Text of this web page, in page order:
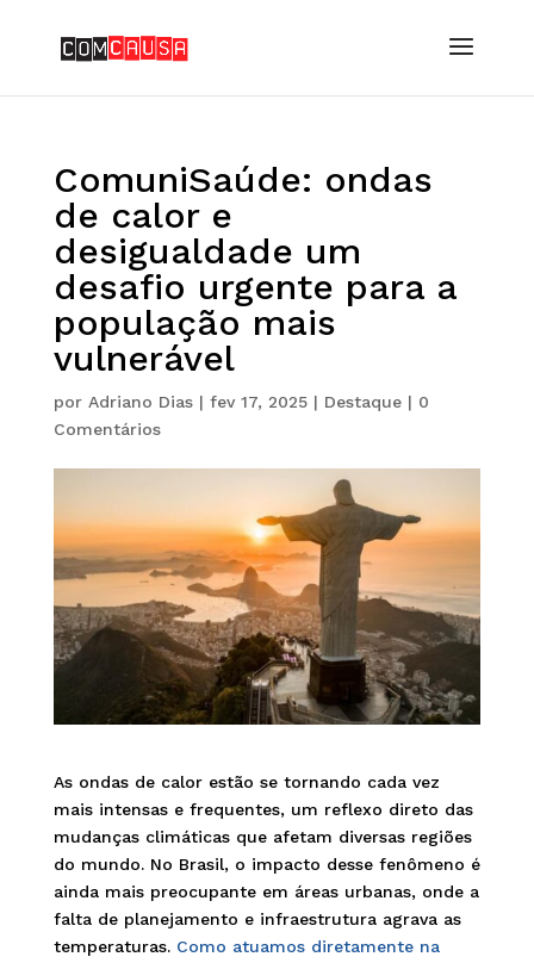
ComuniSaúde: ondas
de calor e
desigualdade um
desafio urgente para a
população mais
vulnerável
por Adriano Dias| fev 17, 2025| Destaque| 0
Comentários
As ondas de calor estão se tornando cada vez
mais intensas e frequentes, um reflexo direto das
mudanças climáticas que afetam diversas regiões
do mundo. No Brasil, o impacto desse fenômeno é
ainda mais preocupante em áreas urbanas, onde a
falta de planejamento e infraestrutura agrava as
temperaturas. Como atuamos diretamente na